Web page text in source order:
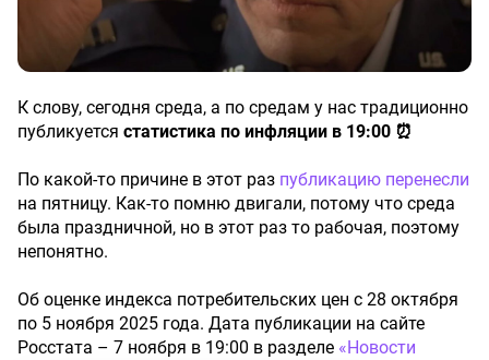
К слову, сегодня среда, а по средам у нас традиционно
публикуется статистика по инфляции в 19:00 ⏰
По какой-то причине в этот раз публикацию перенесли
на пятницу. Как-то помню двигали, потому что среда
была праздничной, но в этот раз то рабочая, поэтому
непонятно.
Об оценке индекса потребительских цен с 28 октября
по 5 ноября 2025 года. Дата публикации на сайте
Росстата – 7 ноября в 19:00 в разделе «Новости